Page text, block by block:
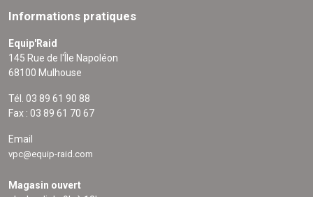
Informations pratiques
Equip'Raid
145 Rue de l'Île Napoléon
68100 Mulhouse
Tél. 03 89 61 90 88
Fax : 03 89 61 70 67
Email
vpc@equip-raid.com
Magasin ouvert